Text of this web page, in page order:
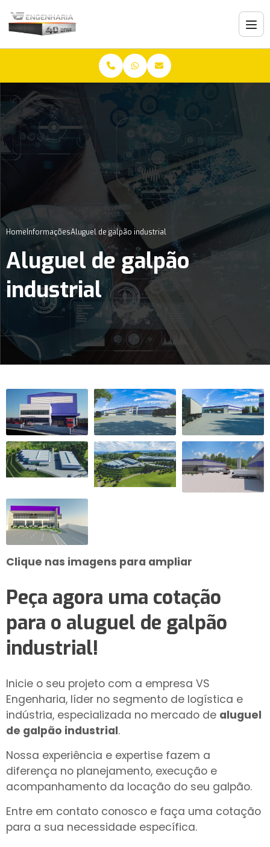
HomeInformaçõesAluguel de galpão industrial
Aluguel de galpão
industrial
Clique nas imagens para ampliar
Peça agora uma cotação
para o aluguel de galpão
industrial!
Inicie o seu projeto com a empresa VS
Engenharia, líder no segmento de logística e
indústria, especializada no mercado de aluguel
de galpão industrial.
Nossa experiência e expertise fazem a
diferença no planejamento, execução e
acompanhamento da locação do seu galpão.
Entre em contato conosco e faça uma cotação
para a sua necessidade específica.